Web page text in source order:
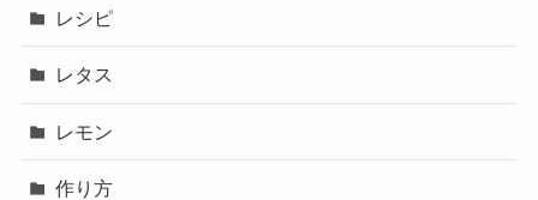
レシピ
レタス
レモン
作り方